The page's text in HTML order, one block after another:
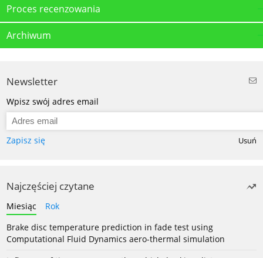
Proces recenzowania
Archiwum
Newsletter
Wpisz swój adres email
Zapisz się Usuń
Najczęściej czytane
Miesiąc
Rok
Brake disc temperature prediction in fade test using
Computational Fluid Dynamics aero-thermal simulation